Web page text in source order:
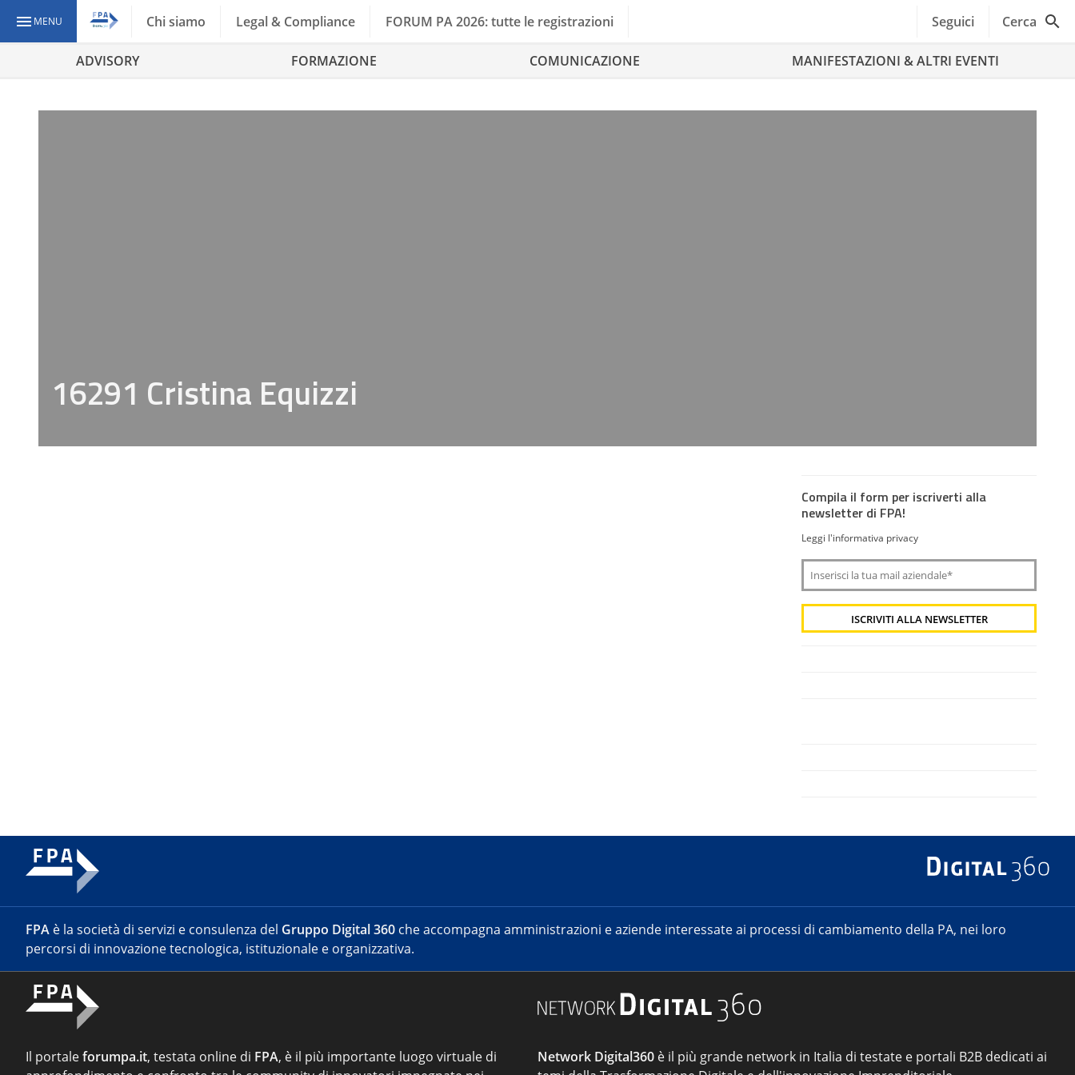
MENU Chi siamo Legal & Compliance FORUM PA 2026: tutte le registrazioni Seguici Cerca
ADVISORY FORMAZIONE COMUNICAZIONE MANIFESTAZIONI & ALTRI EVENTI
16291 Cristina Equizzi
Compila il form per iscriverti alla
newsletter di FPA!
Leggi l'informativa privacy
FPA è la società di servizi e consulenza del Gruppo Digital 360 che accompagna amministrazioni e aziende interessate ai processi di cambiamento della PA, nei loro
percorsi di innovazione tecnologica, istituzionale e organizzativa.
Il portaleforumpa.it, testata online di FPA, è il più importante luogo virtuale di
Network Digital360 è il più grande network in Italia di testate e portali B2B dedicati ai